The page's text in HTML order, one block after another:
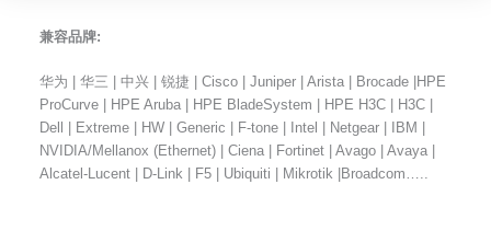
兼容品牌:
华为 | 华三 | 中兴 | 锐捷 | Cisco | Juniper | Arista | Brocade |HPE
ProCurve | HPE Aruba | HPE BladeSystem | HPE H3C | H3C |
Dell | Extreme | HW | Generic | F-tone | Intel | Netgear | IBM |
NVIDIA/Mellanox (Ethernet) | Ciena | Fortinet | Avago | Avaya |
Alcatel-Lucent | D-Link | F5 | Ubiquiti | Mikrotik |Broadcom…..